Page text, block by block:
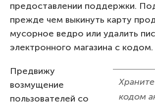
предоставлении поддержки.
прежде чем выкинуть карту
мусорное ведро или удалить
электронного магазина с кодом.
кодом
Предвижу
возмущение
пользователей со